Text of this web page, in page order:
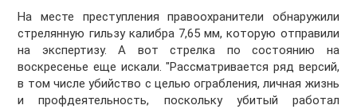
На месте преступления правоохранители обнаружили
стрелянную гильзу калибра 7,65 мм, которую отправили
на экспертизу. А вот стрелка по состоянию на
воскресенье еще искали. "Рассматривается ряд версий,
в том числе убийство с целью ограбления, личная жизнь
и профдеятельность, поскольку убитый работал